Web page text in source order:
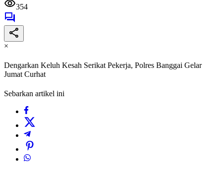
354
×
Dengarkan Keluh Kesah Serikat Pekerja, Polres Banggai Gelar
Jumat Curhat
Sebarkan artikel ini